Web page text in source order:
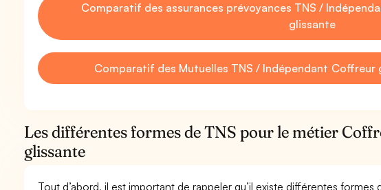
Comparatif des assurances prévoyances TNS /
glissante
Comparatif des Mutuelles TNS / Indépendant
Les différentes formes de TNS pour le métier
glissante
Tout d’abord, il est important de rappeler qu’il existe différentes formes